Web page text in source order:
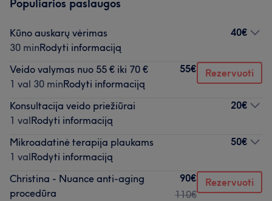
Populiarios paslaugos
Kūno auskarų vėrimas
30 minRodyti informaciją
40€
Veido valymas nuo 55 € iki 70 €
1 val 30 minRodyti informaciją
55€ Rezervuoti
Konsultacija veido priežiūrai
1 valRodyti informaciją
20€
Mikroadatinė terapija plaukams
1 valRodyti informaciją
50€
Christina - Nuance anti-aging
procedūra
90€
110€
Rezervuoti